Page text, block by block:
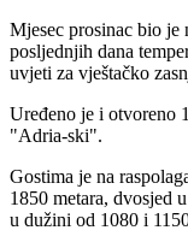
Mjesec prosinac bio je
posljednjih dana
uvjeti za vještačko
Uređeno je i otvoreno
"Adria-ski".
Gostima je na
1850 metara, dvosjed
u dužini od 1080 i